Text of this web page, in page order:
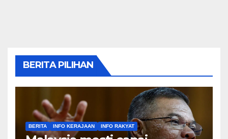
BERITA PILIHAN
BERITA INFO KERAJAAN INFO RAKYAT